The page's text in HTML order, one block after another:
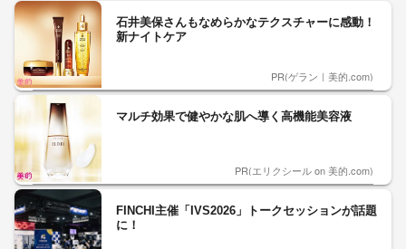
石井美保さんもなめらかなテクスチャーに感動！
新ナイトケア
PR(ゲラン｜美的.com)
マルチ効果で健やかな肌へ導く高機能美容液
PR(エリクシール on 美的.com)
FINCHI主催「IVS2026」トークセッションが話題
に！